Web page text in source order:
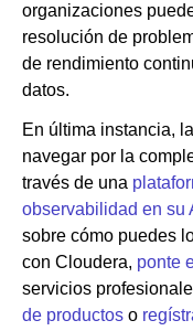
organizaciones
resolución de
de rendimiento
datos.
En última instancia,
navegar por la
través de una
observabilidad en su
sobre cómo puedes
con Cloudera, ponte
servicios
de productos o